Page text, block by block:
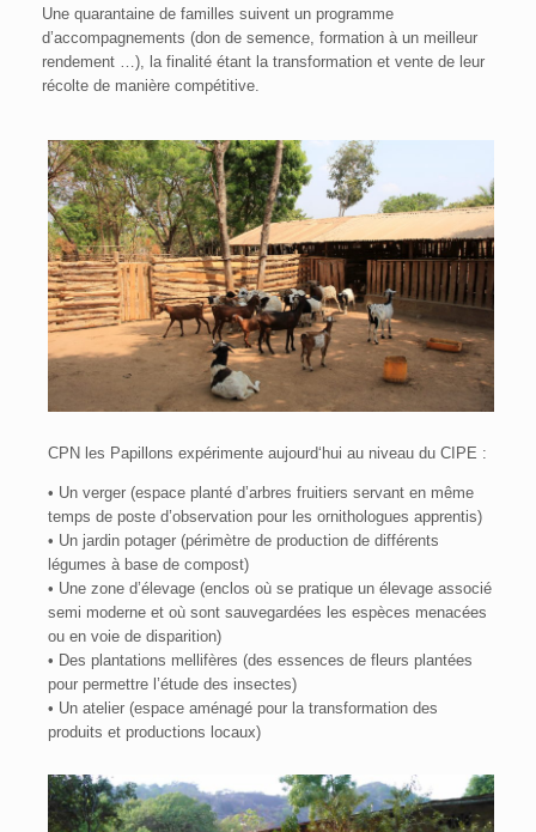
Une quarantaine de familles suivent un programme
d’accompagnements (don de semence, formation à un meilleur
rendement …), la finalité étant la transformation et vente de leur
récolte de manière compétitive.
CPN les Papillons expérimente aujourd‘hui au niveau du CIPE :
• Un verger (espace planté d’arbres fruitiers servant en même
temps de poste d’observation pour les ornithologues apprentis)
• Un jardin potager (périmètre de production de différents
légumes à base de compost)
• Une zone d’élevage (enclos où se pratique un élevage associé
semi moderne et où sont sauvegardées les espèces menacées
ou en voie de disparition)
• Des plantations mellifères (des essences de fleurs plantées
pour permettre l’étude des insectes)
• Un atelier (espace aménagé pour la transformation des
produits et productions locaux)